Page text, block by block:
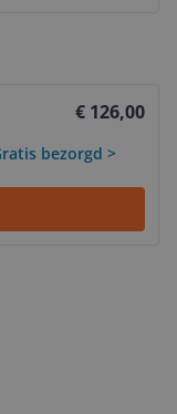
€ 126,00
bezorgd >